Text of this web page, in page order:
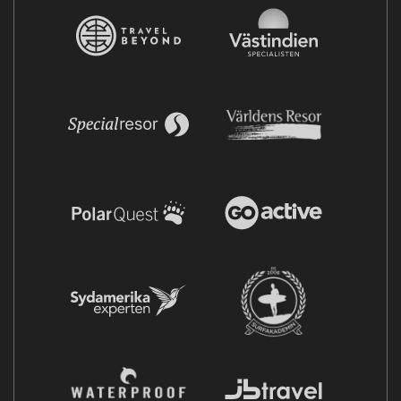
Brygge
med båt genom stadens charmiga kanaler.
sevärdheter är de båda gotiska tegelkyrkorna Sint
Salvatorkerk och Onze-Lieve-Vrouwekerk där de också
har Michelangelos staty Madonnan med barnet. Den
När vi börjar känna oss mätta på historia, båtliv, konst och
arkitektur så väntar oss god belgisk öl – hurra! Brygge är
världens främsta destinationer för öl. Vi ordnar med en
ölprovning som blir spännande även för den som kanske i